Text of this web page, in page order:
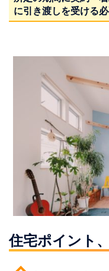
に引き渡しを受ける
住宅ポイント